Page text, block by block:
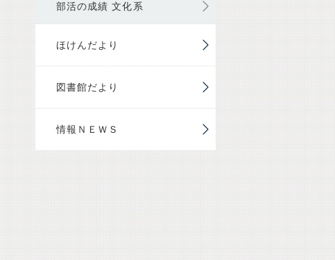
部活の成績 文化系
ほけんだより
図書館だより
情報ＮＥＷＳ